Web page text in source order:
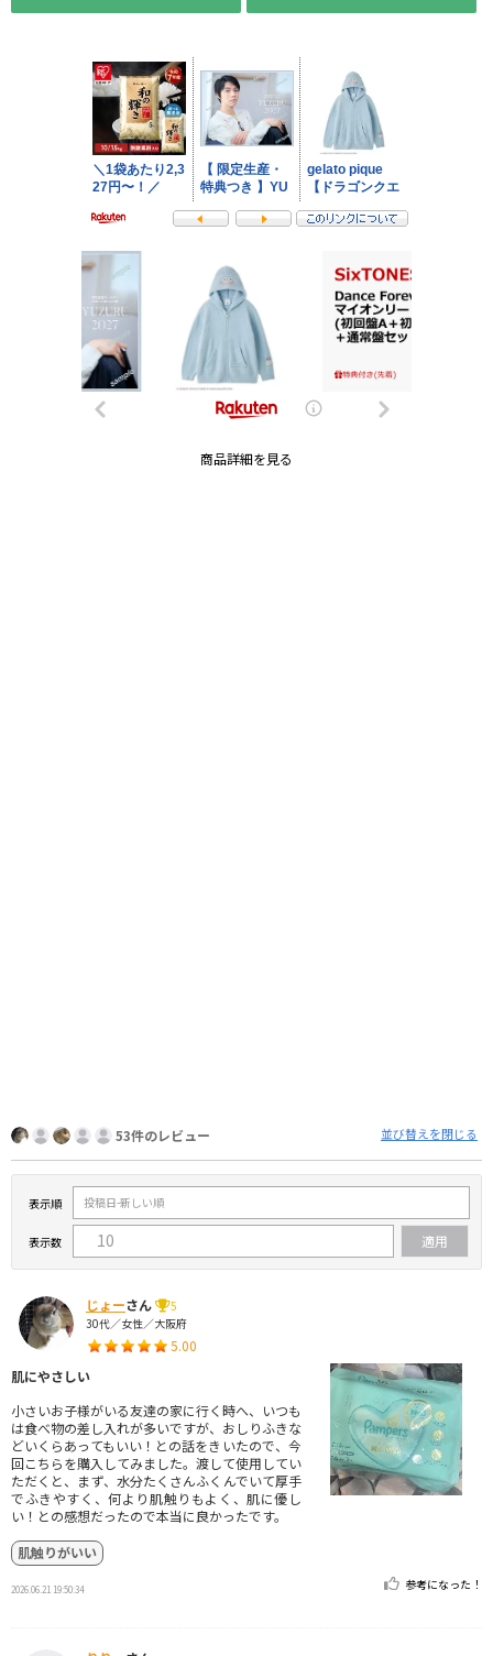
商品詳細を見る
53件のレビュー 並び替えを閉じる
表示順
表示数
じょーさん
5
30代／女性／大阪府
5.00
肌にやさしい
小さいお子様がいる友達の家に行く時へ、いつも
は食べ物の差し入れが多いですが、おしりふきな
どいくらあってもいい！との話をきいたので、今
回こちらを購入してみました。渡して使用してい
ただくと、まず、水分たくさんふくんでいて厚手
でふきやすく、何より肌触りもよく、肌に優し
い！との感想だったので本当に良かったです。
肌触りがいい
2026.06.21 19:50:34 参考になった！